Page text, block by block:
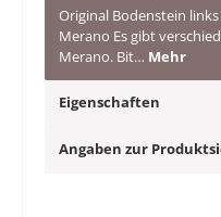
Original Bodenstein
Merano Es gibt
Merano. Bit… Mehr
Eigenschaften
Angaben zur